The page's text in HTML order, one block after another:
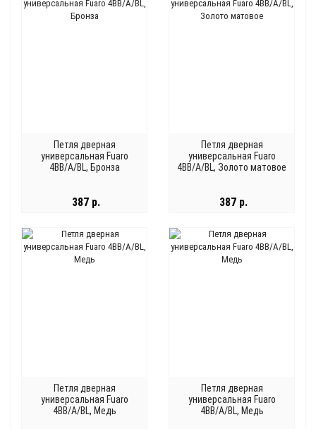
Петля дверная
универсальная Fuaro
4BB/A/BL, Бронза
387 р.
Петля дверная
универсальная Fuaro
4BB/A/BL, Золото матовое
387 р.
Петля дверная
универсальная Fuaro
4BB/A/BL, Медь
Петля дверная
универсальная Fuaro
4BB/A/BL, Медь